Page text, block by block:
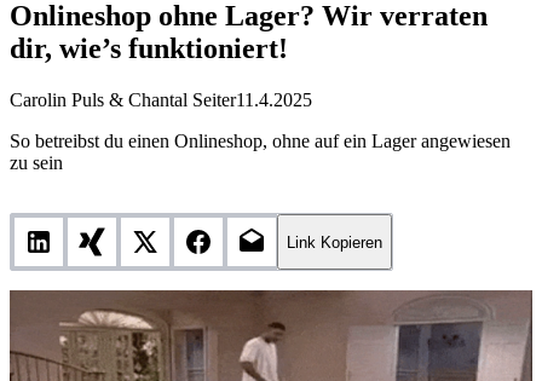
Onlineshop ohne Lager? Wir verraten
dir, wie’s funktioniert!
Carolin Puls & Chantal Seiter11.4.2025
So betreibst du einen Onlineshop, ohne auf ein Lager angewiesen
zu sein
Link Kopieren